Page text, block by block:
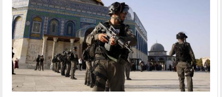
ارسل خبر
إنجليزية